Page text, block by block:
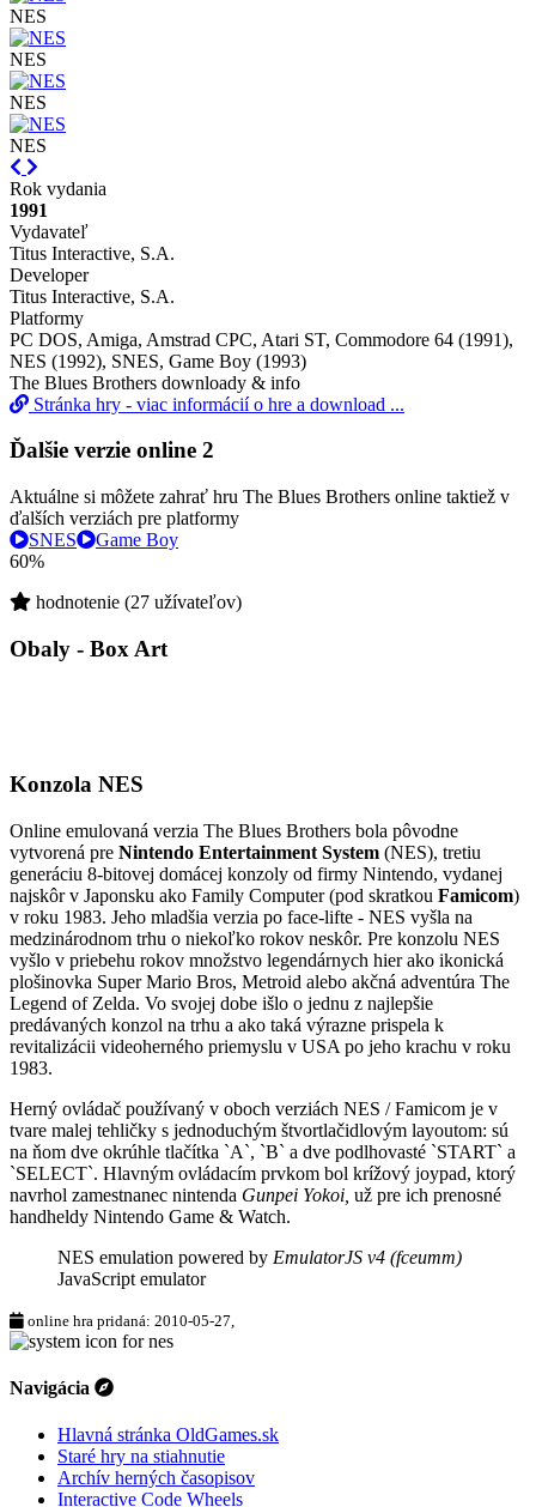
NES
NES
NES
NES
Previous
Rok vydania
1991
Vydavateľ
Titus Interactive, S.A.
Developer
Titus Interactive, S.A.
Platformy
PC DOS, Amiga, Amstrad CPC, Atari ST, Commodore 64 (1991),
NES (1992), SNES, Game Boy (1993)
The Blues Brothers downloady & info
Stránka hry - viac informácií o hre a download ...
Ďalšie verzie online 2
Aktuálne si môžete zahrať hru The Blues Brothers online taktiež v
ďalších verziách pre platformy
SNES
Game Boy
60%
hodnotenie (27 užívateľov)
Obaly - Box Art
Konzola NES
Online emulovaná verzia The Blues Brothers bola pôvodne
vytvorená pre Nintendo Entertainment System (NES), tretiu
generáciu 8-bitovej domácej konzoly od firmy Nintendo, vydanej
najskôr v Japonsku ako Family Computer (pod skratkou Famicom)
v roku 1983. Jeho mladšia verzia po face-lifte - NES vyšla na
medzinárodnom trhu o niekoľko rokov neskôr. Pre konzolu NES
vyšlo v priebehu rokov množstvo legendárnych hier ako ikonická
plošinovka Super Mario Bros, Metroid alebo akčná adventúra The
Legend of Zelda. Vo svojej dobe išlo o jednu z najlepšie
predávaných konzol na trhu a ako taká výrazne prispela k
revitalizácii videoherného priemyslu v USA po jeho krachu v roku
1983.
Herný ovládač používaný v oboch verziách NES / Famicom je v
tvare malej tehličky s jednoduchým štvortlačidlovým layoutom: sú
na ňom dve okrúhle tlačítka `A`, `B` a dve podlhovasté `START` a
`SELECT`. Hlavným ovládacím prvkom bol krížový joypad, ktorý
navrhol zamestnanec nintenda Gunpei Yokoi, už pre ich prenosné
handheldy Nintendo Game & Watch.
NES emulation powered by EmulatorJS v4 (fceumm)
JavaScript emulator
online hra pridaná: 2010-05-27,
Navigácia
Hlavná stránka OldGames.sk
Staré hry na stiahnutie
Archív herných časopisov
Interactive Code Wheels